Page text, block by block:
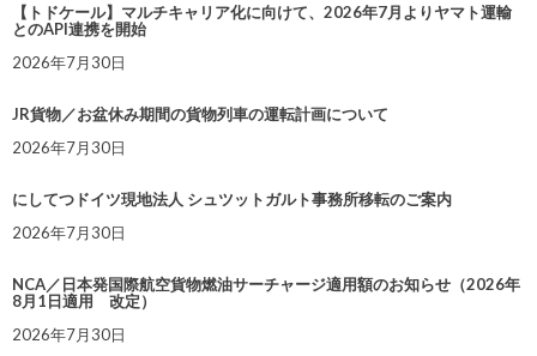
【トドケール】マルチキャリア化に向けて、2026年7月よりヤマト運輸
とのAPI連携を開始
2026年7月30日
JR貨物／お盆休み期間の貨物列車の運転計画について
2026年7月30日
にしてつドイツ現地法人 シュツットガルト事務所移転のご案内
2026年7月30日
NCA／日本発国際航空貨物燃油サーチャージ適用額のお知らせ（2026年
8月1日適用 改定）
2026年7月30日